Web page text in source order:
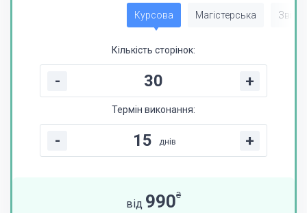
Курсова Магістерська Звіт
Кількість сторінок:
- +
Термін виконання:
- днів +
від 990₴